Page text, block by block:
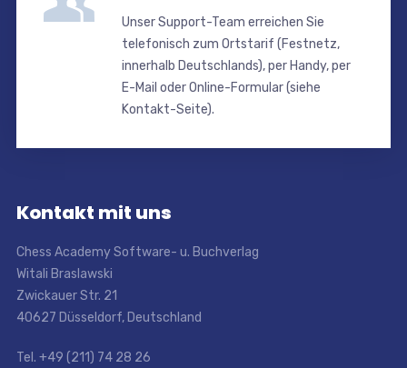
Unser Support-Team erreichen Sie
telefonisch zum Ortstarif (Festnetz,
innerhalb Deutschlands), per Handy, per
E-Mail oder Online-Formular (siehe
Kontakt-Seite).
Kontakt mit uns
Chess Academy Software- u. Buchverlag
Witali Braslawski
Zwickauer Str. 21
40627 Düsseldorf, Deutschland
Tel. +49 (211) 74 28 26